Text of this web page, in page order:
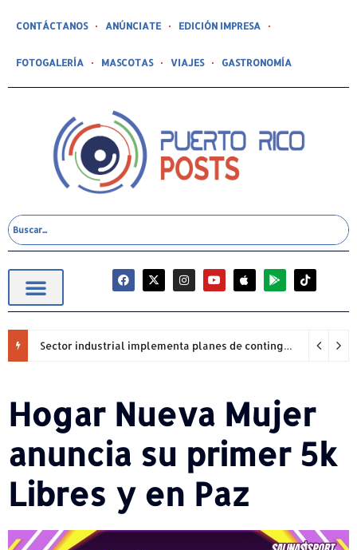
CONTÁCTANOS ANÚNCIATE EDICIÓN IMPRESA
FOTOGALERÍA MASCOTAS VIAJES GASTRONOMÍA
Sector industrial implementa planes de contingencia ante racionamiento de agua y hace un llamado a la eficiencia infraestructural
Hogar Nueva Mujer
anuncia su primer 5k
Libres y en Paz